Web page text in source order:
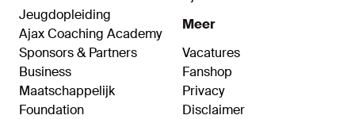
Jeugdopleiding
Ajax Coaching Academy
Sponsors & Partners
Business
Maatschappelijk
Foundation
Meer
Vacatures
Fanshop
Privacy
Disclaimer